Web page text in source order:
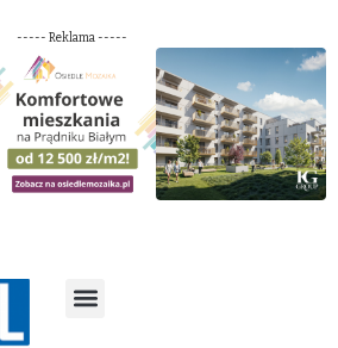
----- Reklama -----